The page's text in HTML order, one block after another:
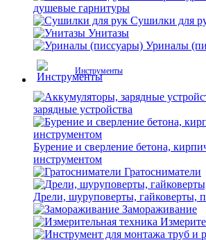
душевые гарнитуры
Сушилки для
Унитазы
Уриналы
Инструменты
зарядные устройства
Бурение и сверление бетона,
инструментом
Гратосниматели
Дрели, шуруповерты, гайковерты,
Замораживание